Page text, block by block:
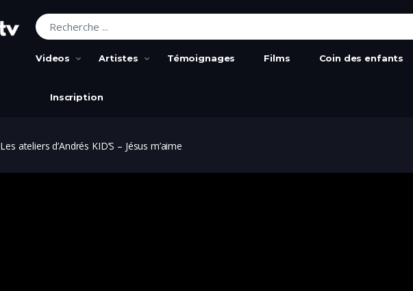
Recherche pour:
Videos Artistes Témoignages Films Coin des enfants
Inscription
Les ateliers d’Andrés KID’S – Jésus m’aime